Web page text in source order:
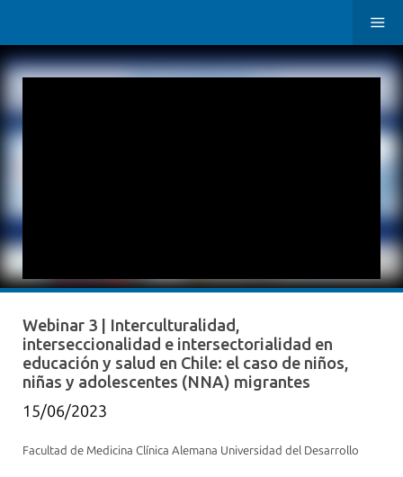
Webinar 3 | Interculturalidad,
interseccionalidad e intersectorialidad en
educación y salud en Chile: el caso de niños,
niñas y adolescentes (NNA) migrantes
15/06/2023
Facultad de Medicina Clínica Alemana Universidad del Desarrollo